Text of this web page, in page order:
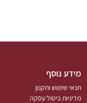
מידע נוסף
תנאי שימוש ותקנון
מדיניות ביטול עסקה